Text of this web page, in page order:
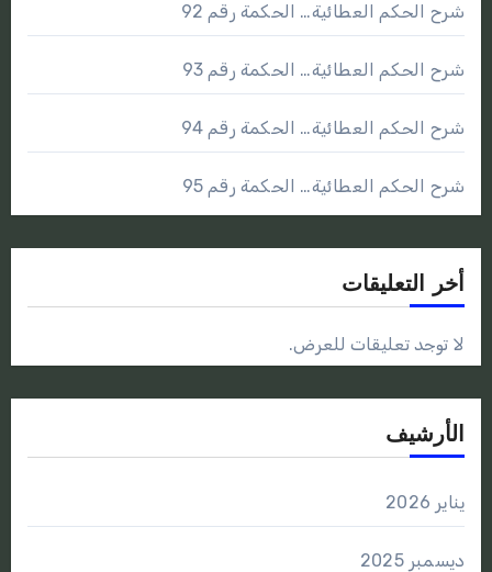
شرح الحكم العطائية… الحكمة رقم 92
شرح الحكم العطائية… الحكمة رقم 93
شرح الحكم العطائية… الحكمة رقم 94
شرح الحكم العطائية… الحكمة رقم 95
أخر التعليقات
لا توجد تعليقات للعرض.
الأرشيف
يناير 2026
ديسمبر 2025